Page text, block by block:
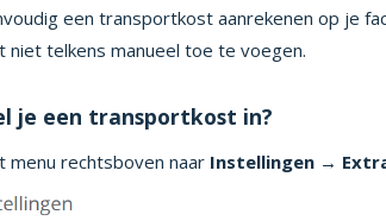
een transportkost aanrekenen op je
niet telkens manueel toe te voegen.
je een transportkost in?
menu rechtsboven naar Instellingen →